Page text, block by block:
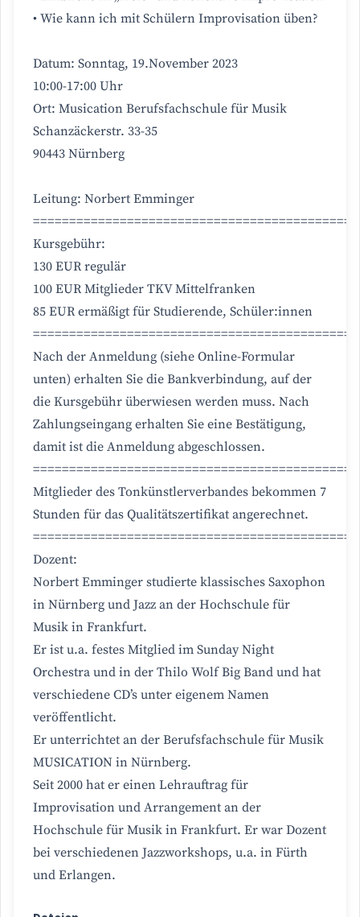
• Wie kann ich mit Schülern Improvisation üben?
Datum: Sonntag, 19.November 2023
10:00-17:00 Uhr
Ort: Musication Berufsfachschule für Musik
Schanzäckerstr. 33-35
90443 Nürnberg
Leitung: Norbert Emminger
Kursgebühr:
130 EUR regulär
100 EUR Mitglieder TKV Mittelfranken
85 EUR ermäßigt für Studierende, Schüler:innen
Nach der Anmeldung (siehe Online-Formular
unten) erhalten Sie die Bankverbindung, auf der
die Kursgebühr überwiesen werden muss. Nach
Zahlungseingang erhalten Sie eine Bestätigung,
damit ist die Anmeldung abgeschlossen.
Mitglieder des Tonkünstlerverbandes bekommen 7
Stunden für das Qualitätszertifikat angerechnet.
Dozent:
Norbert Emminger studierte klassisches Saxophon
in Nürnberg und Jazz an der Hochschule für
Musik in Frankfurt.
Er ist u.a. festes Mitglied im Sunday Night
Orchestra und in der Thilo Wolf Big Band und hat
verschiedene CD’s unter eigenem Namen
veröffentlicht.
Er unterrichtet an der Berufsfachschule für Musik
MUSICATION in Nürnberg.
Seit 2000 hat er einen Lehrauftrag für
Improvisation und Arrangement an der
Hochschule für Musik in Frankfurt. Er war Dozent
bei verschiedenen Jazzworkshops, u.a. in Fürth
und Erlangen.